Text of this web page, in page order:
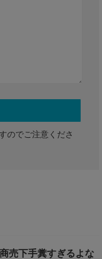
のでご注意くださ
売下手糞すぎるよな